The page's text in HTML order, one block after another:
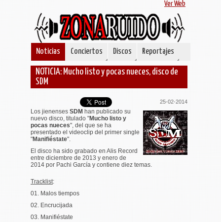
Ver Web
Noticias Conciertos Discos Reportajes
NOTICIA: Mucho listo y pocas nueces, disco de
SDM
25-02-2014
Los jienenses SDM han publicado su
nuevo disco, titulado "Mucho listo y
pocas nueces", del que se ha
presentado el videoclip del primer single
"Manifiéstate".
El disco ha sido grabado en Alis Record
entre diciembre de 2013 y enero de
2014 por Pachi García y contiene diez temas.
Tracklist:
01. Malos tiempos
02. Encrucijada
03. Manifiéstate